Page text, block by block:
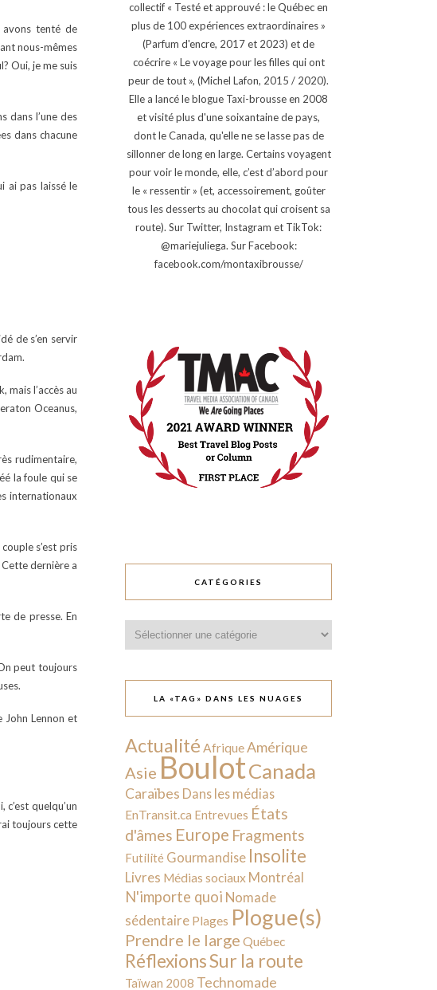
avons tenté de
nous-mêmes
Oui, je me suis
dans l’une des
dans chacune
ai pas laissé le
de s’en servir
l’accès au
Oceanus,
rudimentaire,
la foule qui se
internationaux
s’est pris
dernière a
de presse. En
peut toujours
Lennon et
quelqu’un
toujours cette
collectif « Testé et approuvé : le Québec en
plus de 100 expériences extraordinaires »
(Parfum d'encre, 2017 et 2023) et de
coécrire « Le voyage pour les filles qui ont
peur de tout », (Michel Lafon, 2015 / 2020).
Elle a lancé le blogue Taxi-brousse en 2008
et visité plus d'une soixantaine de pays,
dont le Canada, qu'elle ne se lasse pas de
sillonner de long en large. Certains voyagent
pour voir le monde, elle, c’est d’abord pour
le « ressentir » (et, accessoirement, goûter
tous les desserts au chocolat qui croisent sa
route). Sur Twitter, Instagram et TikTok:
@mariejuliega. Sur Facebook:
facebook.com/montaxibrousse/
CATÉGORIES
LA «TAG» DANS LES NUAGES
Actualité AfriqueAmérique
Asie BoulotCanada
Caraïbes Dans les médias
EnTransit.ca Entrevues États
d'âmes Europe Fragments
Futilité Gourmandise Insolite
Livres Médias sociaux Montréal
N'importe quoi Nomade
sédentaire Plages Plogue(s)
Prendre le large Québec
RéflexionsSur la route
Taïwan 2008 Technomade